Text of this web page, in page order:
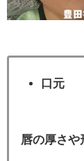
口元
唇の厚さや